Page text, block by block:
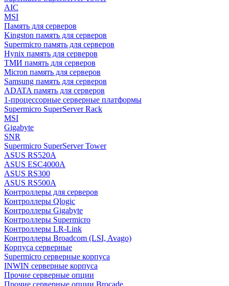
AIC
MSI
Память для серверов
Kingston память для серверов
Supermicro память для серверов
Hynix память для серверов
ТМИ память для серверов
Micron память для серверов
Samsung память для серверов
ADATA память для серверов
1-процессорные серверные платформы
Supermicro SuperServer Rack
MSI
Gigabyte
SNR
Supermicro SuperServer Tower
ASUS RS520A
ASUS ESC4000A
ASUS RS300
ASUS RS500A
Контроллеры для серверов
Контроллеры Qlogic
Контроллеры Gigabyte
Контроллеры Supermicro
Контроллеры LR-Link
Контроллеры Broadcom (LSI, Avago)
Корпуса серверные
Supermicro серверные корпуса
INWIN серверные корпуса
Прочие серверные опции
Прочие серверные опции Brocade